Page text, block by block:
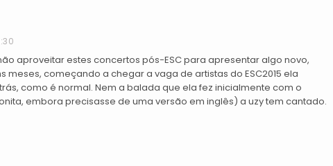
aproveitar estes concertos pós-ESC para apresentar algo novo,
meses, começando a chegar a vaga de artistas do ESC2015 ela
como é normal. Nem a balada que ela fez inicialmente com o
embora precisasse de uma versão em inglês) a uzy tem cantado.